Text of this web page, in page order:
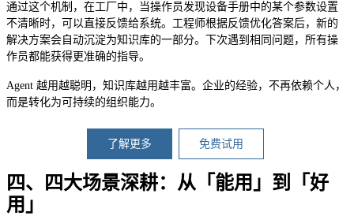
通过这个机制，在工厂中，当操作员发现设备手册中的某个参数设置
不清晰时，可以直接反馈给系统。工程师根据反馈优化答案后，新的
解决方案会自动沉淀为知识库的一部分。下次遇到相同问题，所有操
作员都能获得更准确的指导。
Agent 越用越聪明，知识库越用越丰富。企业的经验，不再依赖个人，
而是转化为可持续的组织能力。
了解更多 免费试用
四、四大场景深耕：从「能用」到「好
用」